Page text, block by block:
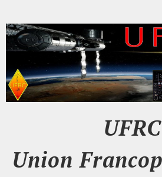
UFRC
Union